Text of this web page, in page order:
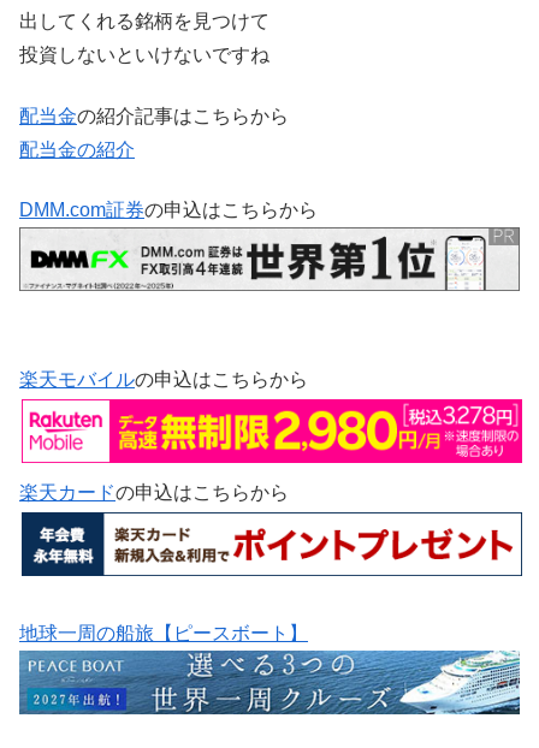
出してくれる銘柄を見つけて
投資しないといけないですね
配当金の紹介記事はこちらから
配当金の紹介
DMM.com証券の申込はこちらから
楽天モバイルの申込はこちらから
楽天カードの申込はこちらから
地球一周の船旅【ピースボート】